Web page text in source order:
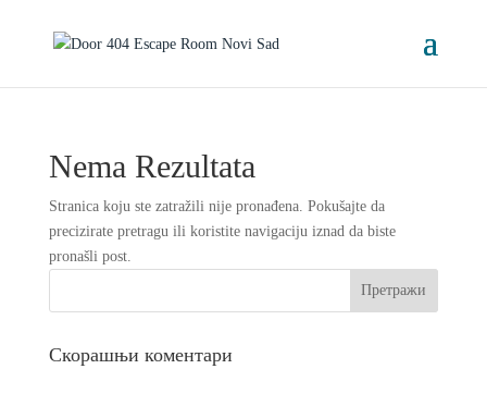
Nema Rezultata
Stranica koju ste zatražili nije pronađena. Pokušajte da
precizirate pretragu ili koristite navigaciju iznad da biste
pronašli post.
Скорашњи коментари